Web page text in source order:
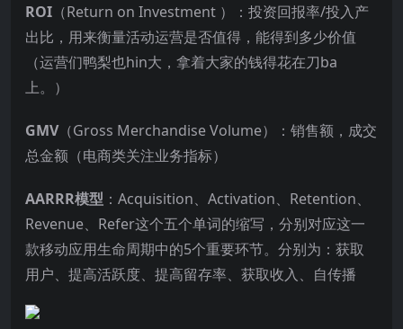
ROI （Return on Investment ）：投资回报率/投入产
出比，用来衡量活动运营是否值得，能得到多少价值
（运营们鸭梨也hin大，拿着大家的钱得花在刀ba
上。）
GMV（Gross Merchandise Volume）：销售额，成交
总金额（电商类关注业务指标）
AARRR模型 ：Acquisition、Activation、Retention、
Revenue、Refer这个五个单词的缩写，分别对应这一
款移动应用生命周期中的5个重要环节。分别为：获取
用户、提高活跃度、提高留存率、获取收入、自传播